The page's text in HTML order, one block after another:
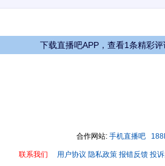
下载直播吧APP，查看1条精彩评
合作网站: 手机直播吧
联系我们 用户协议 隐私政策 报错反馈 投